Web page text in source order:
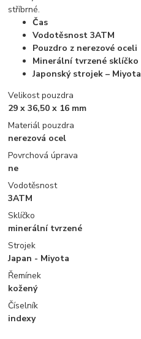
stříbrné.
Čas
Vodotěsnost 3ATM
Pouzdro z nerezové oceli
Minerální tvrzené sklíčko
Japonský strojek – Miyota
Velikost pouzdra
29 x 36,50 x 16 mm
Materiál pouzdra
nerezová ocel
Povrchová úprava
ne
Vodotěsnost
3ATM
Sklíčko
minerální tvrzené
Strojek
Japan - Miyota
Řemínek
kožený
Číselník
indexy